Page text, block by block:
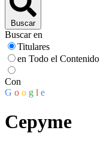
Buscar
Buscar en
Titulares
en Todo el Contenido
Con
G o o g l e
Cepyme